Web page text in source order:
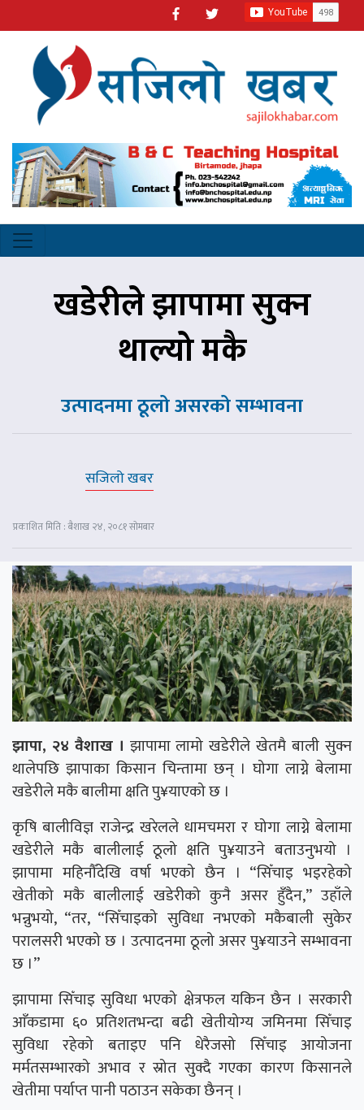
खडेरीले झापामा सुक्न
थाल्यो मकै
उत्पादनमा ठूलो असरको सम्भावना
सजिलो खबर
प्रकाशित मिति : बैशाख २४, २०८१ सोमबार
झापा, २४ वैशाख । झापामा लामो खडेरीले खेतमै बाली सुक्न
थालेपछि झापाका किसान चिन्तामा छन् । घोगा लाग्ने बेलामा
खडेरीले मकै बालीमा क्षति पु¥याएको छ ।
कृषि बालीविज्ञ राजेन्द्र खरेलले धामचमरा र घोगा लाग्ने बेलामा
खडेरीले मकै बालीलाई ठूलो क्षति पु¥याउने बताउनुभयो ।
झापामा महिनौँदेखि वर्षा भएको छैन । “सिँचाइ भइरहेको
खेतीको मकै बालीलाई खडेरीको कुनै असर हुँदैन,” उहाँले
भन्नुभयो, “तर, “सिँचाइको सुविधा नभएको मकैबाली सुकेर
परालसरी भएको छ । उत्पादनमा ठूलो असर पु¥याउने सम्भावना
छ ।”
झापामा सिँचाइ सुविधा भएको क्षेत्रफल यकिन छैन । सरकारी
आँकडामा ६० प्रतिशतभन्दा बढी खेतीयोग्य जमिनमा सिँचाइ
सुविधा रहेको बताइए पनि धेरैजसो सिँचाइ आयोजना
मर्मतसम्भारको अभाव र स्रोत सुक्दै गएका कारण किसानले
खेतीमा पर्याप्त पानी पठाउन सकेका छैनन् ।